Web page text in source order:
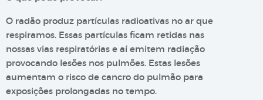
O radão produz partículas radioativas no ar que
respiramos. Essas partículas ficam retidas nas
nossas vias respiratórias e aí emitem radiação
provocando lesões nos pulmões. Estas lesões
aumentam o risco de cancro do pulmão para
exposições prolongadas no tempo.